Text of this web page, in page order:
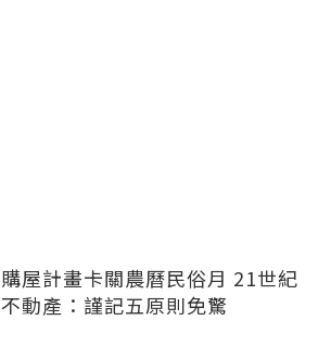
購屋計畫卡關農曆民俗月 21世紀
不動產：謹記五原則免驚